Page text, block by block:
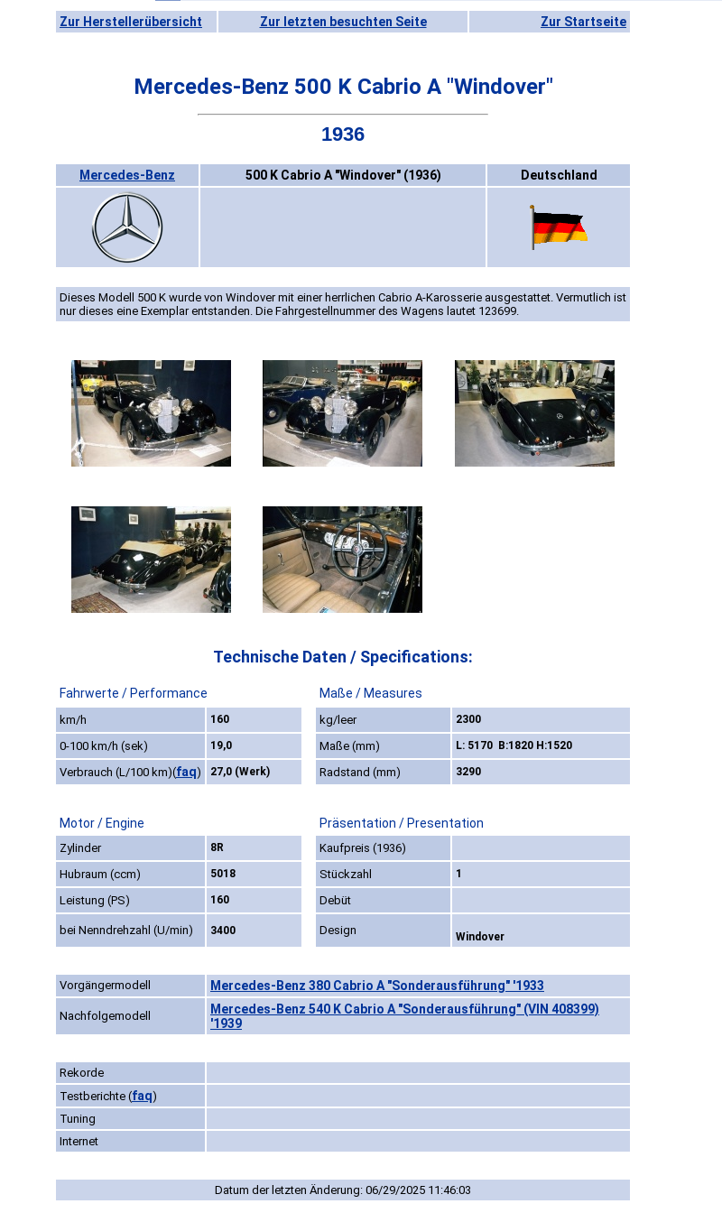
Zur Herstellerübersicht Zur letzten besuchten Seite Zur Startseite
Mercedes-Benz 500 K Cabrio A "Windover"
1936
Mercedes-Benz 500 K Cabrio A "Windover" (1936) Deutschland
Dieses Modell 500 K wurde von Windover mit einer herrlichen Cabrio A-Karosserie ausgestattet. Vermutlich ist
nur dieses eine Exemplar entstanden. Die Fahrgestellnummer des Wagens lautet 123699.
Technische Daten / Specifications:
Fahrwerte / Performance Maße / Measures
km/h 160 kg/leer 2300
0-100 km/h (sek) 19,0 Maße (mm) L: 5170 B:1820 H:1520
Verbrauch (L/100 km)(faq) 27,0 (Werk) Radstand (mm) 3290
Motor / Engine Präsentation / Presentation
Zylinder 8R
Kaufpreis (1936)
Hubraum (ccm)
5018 Stückzahl 1
Leistung (PS) 160 Debüt
bei Nenndrehzahl (U/min) 3400 Design Windover
Vorgängermodell Mercedes-Benz 380 Cabrio A "Sonderausführung" '1933
Nachfolgemodell
Mercedes-Benz 540 K Cabrio A "Sonderausführung" (VIN 408399)
'1939
Rekorde
Testberichte (faq)
Tuning
Internet
Datum der letzten Änderung: 06/29/2025 11:46:03